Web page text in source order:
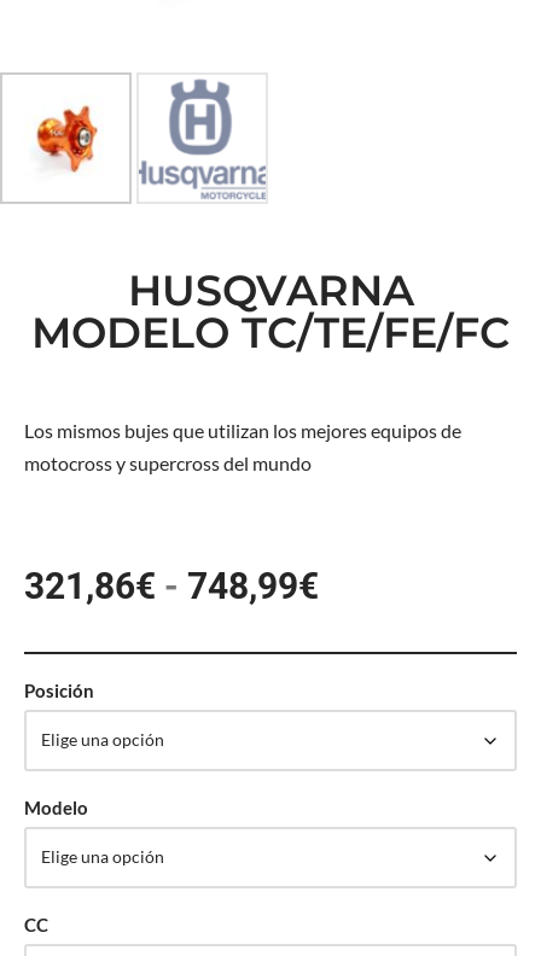
HUSQVARNA
MODELO TC/TE/FE/FC
Los mismos bujes que utilizan los mejores equipos de
motocross y supercross del mundo
321,86€ - 748,99€
Posición
Modelo
CC